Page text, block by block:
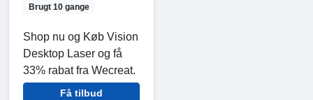
Brugt 10 gange
Shop nu og Køb Vision
Desktop Laser og få
33% rabat fra Wecreat.
Få tilbud